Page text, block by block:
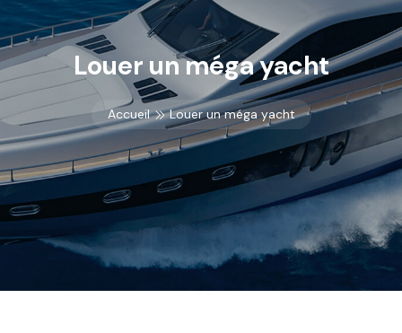
Louer un méga yacht
Accueil Louer un méga yacht